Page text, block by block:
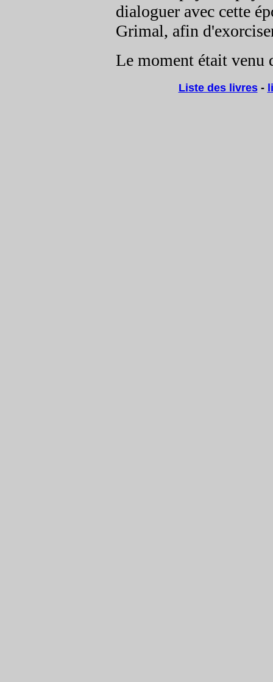
dialoguer avec cette
Grimal, afin
Le moment était venu
Liste des livres-